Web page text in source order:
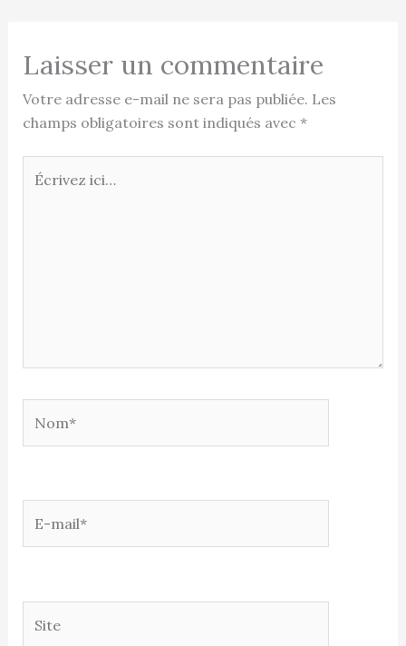
Laisser un commentaire
Votre adresse e-mail ne sera pas publiée. Les
champs obligatoires sont indiqués avec *
ici…
mail*